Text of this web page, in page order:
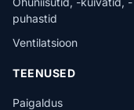
puhastid
Ventilatsioon
TEENUSED
Paigaldus